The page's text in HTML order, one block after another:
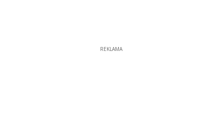
REKLAMA